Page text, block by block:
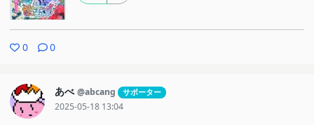
0 0
あべ @abcang サポーター
2025-05-18 13:04